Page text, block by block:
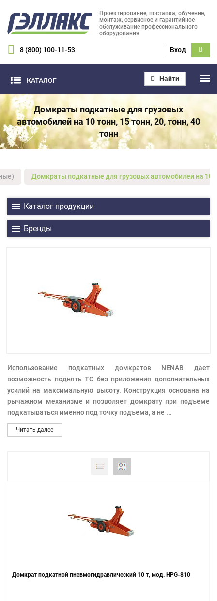
Проектирование, поставка, обучение,
монтаж, сервисное и гарантийное
обслуживание профессионального
оборудования
8 (800) 100-11-53 Вход
КАТАЛОГ Найти
Домкраты подкатные для грузовых
автомобилей на 10 тонн, 15 тонн, 20, тонн, 40
тонн
Домкраты подкатные для грузовых автомобилей на 10
Каталог продукции
Бренды
Использование подкатных домкратов NENAB дает
возможность поднять ТС без приложения дополнительных
усилий на максимальную высоту. Конструкция основана на
рычажном механизме и позволяет домкрату при подъеме
подкатываться именно под точку подъема, а не ...
Читать далее
Домкрат подкатной пневмогидравлический 10 т, мод. HPG-810